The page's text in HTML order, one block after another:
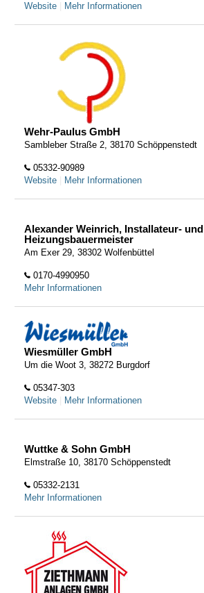
Website
Mehr Informationen
Wehr-Paulus GmbH
Sambleber Straße 2, 38170 Schöppenstedt
05332-90989
Website
Mehr Informationen
Alexander Weinrich, Installateur- und
Heizungsbauermeister
Am Exer 29, 38302 Wolfenbüttel
0170-4990950
Mehr Informationen
Wiesmüller GmbH
Um die Woot 3, 38272 Burgdorf
05347-303
Website
Mehr Informationen
Wuttke & Sohn GmbH
Elmstraße 10, 38170 Schöppenstedt
05332-2131
Mehr Informationen